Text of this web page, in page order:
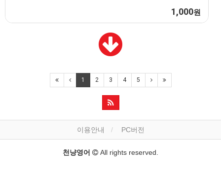
1,000원
1 2 3 4 5
이용안내 PC버전
천냥영어 All rights reserved.